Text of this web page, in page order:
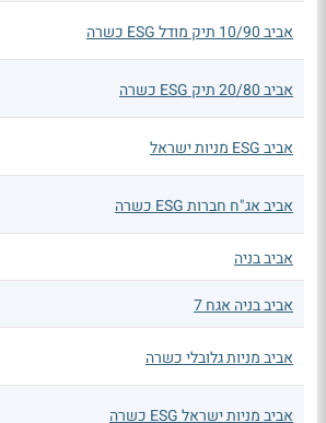
אביב 10/90 תיק מודל ESG כשרה
אביב 20/80 תיק ESG כשרה
אביב ESG מניות ישראל
אביב אג"ח חברות ESG כשרה
אביב בניה
אביב בניה אגח 7
אביב מניות גלובלי כשרה
אביב מניות ישראל ESG כשרה